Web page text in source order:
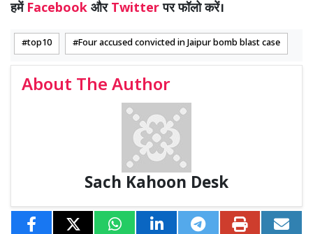
हमें Facebook और Twitterपर फॉलो करें।
top10 Four accused convicted in Jaipur bomb blast case
About The Author
Sach Kahoon Desk